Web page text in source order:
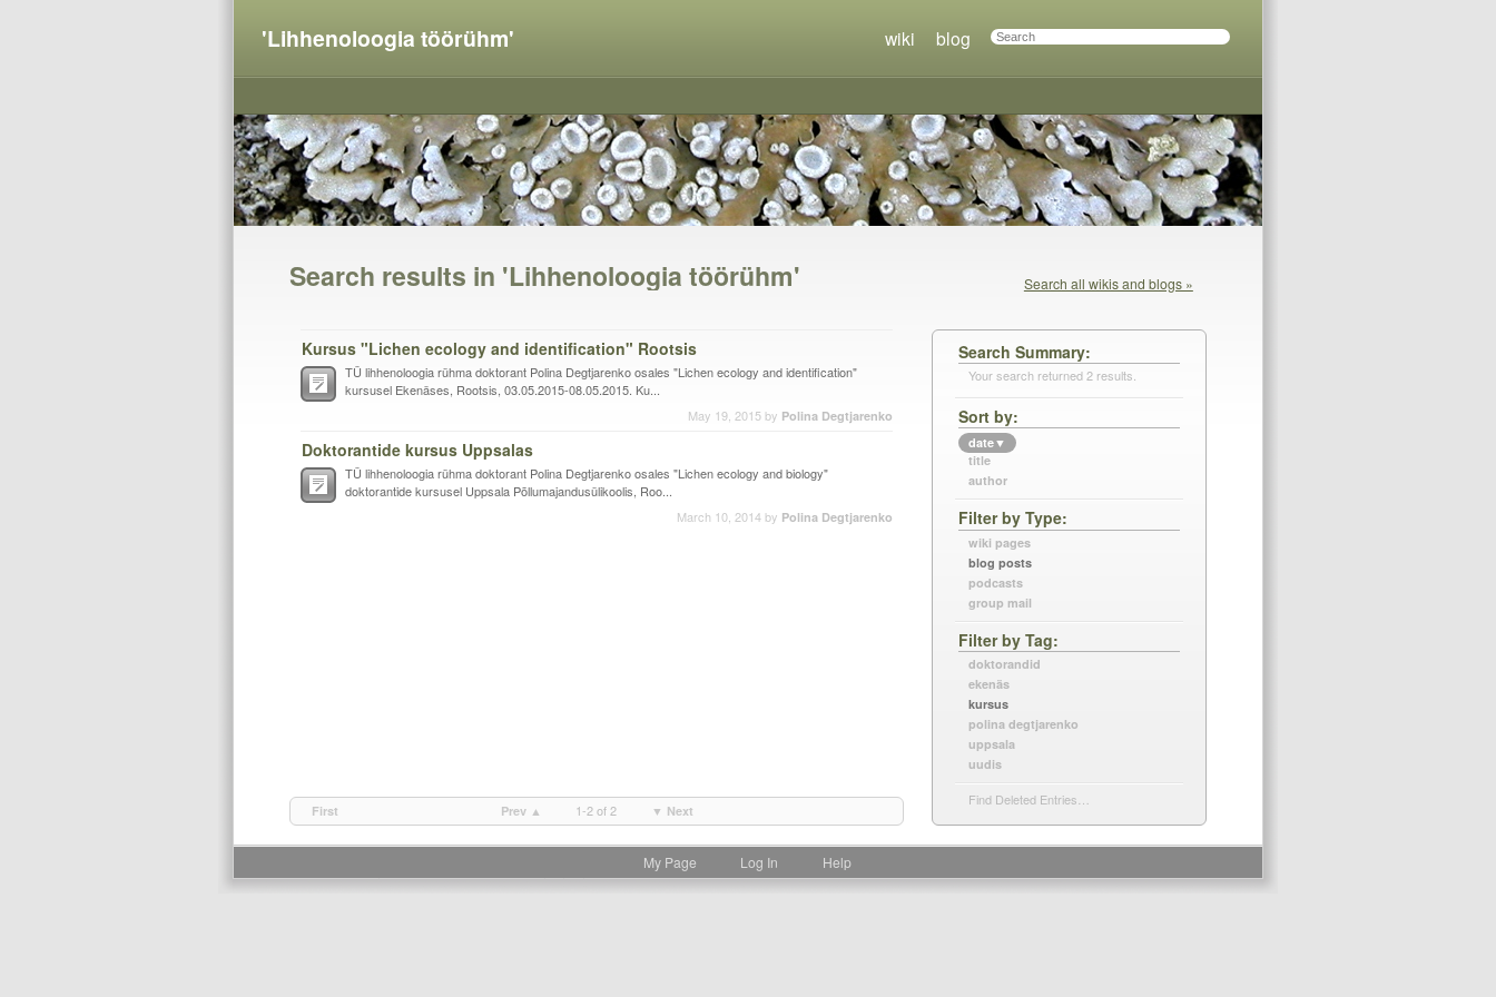
'Lihhenoloogia töörühm' wiki blog
Search all wikis and blogs »
Search results in 'Lihhenoloogia töörühm'
Kursus "Lichen ecology and identification" Rootsis
TÜ lihhenoloogia rühma doktorant Polina Degtjarenko osales "Lichen ecology and identification"
kursusel Ekenäses, Rootsis, 03.05.2015-08.05.2015. Ku...
May 19, 2015 by Polina Degtjarenko
Doktorantide kursus Uppsalas
TÜ lihhenoloogia rühma doktorant Polina Degtjarenko osales "Lichen ecology and biology"
doktorantide kursusel Uppsala Põllumajandusülikoolis, Roo...
March 10, 2014 by Polina Degtjarenko
First Prev ▲ 1-2 of 2 ▼ Next
Search Summary
Your search returned 2 results.
Sort by
date▼
title
author
Filter by Type
wiki pages
blog posts
podcasts
group mail
Filter by Tag
doktorandid
ekenäs
kursus
polina degtjarenko
uppsala
uudis
Find Deleted Entries…
My Page Log In Help